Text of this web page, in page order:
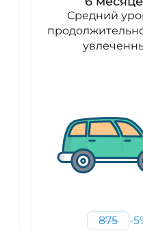
Средний
875 -5